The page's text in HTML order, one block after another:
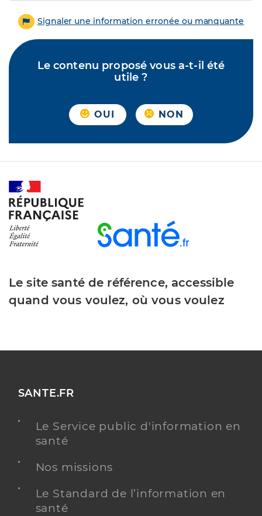
Signaler une information erronée ou manquante
Le contenu proposé vous a-t-il été
utile ?
OUI NON
Le site santé de référence, accessible
quand vous voulez, où vous voulez
SANTE.FR
Le Service public d'information en
santé
Nos missions
Le Standard de l’information en
santé